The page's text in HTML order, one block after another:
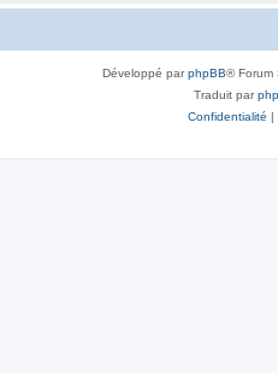
Développé parphpBB® Forum
Traduit par
Confidentialité |